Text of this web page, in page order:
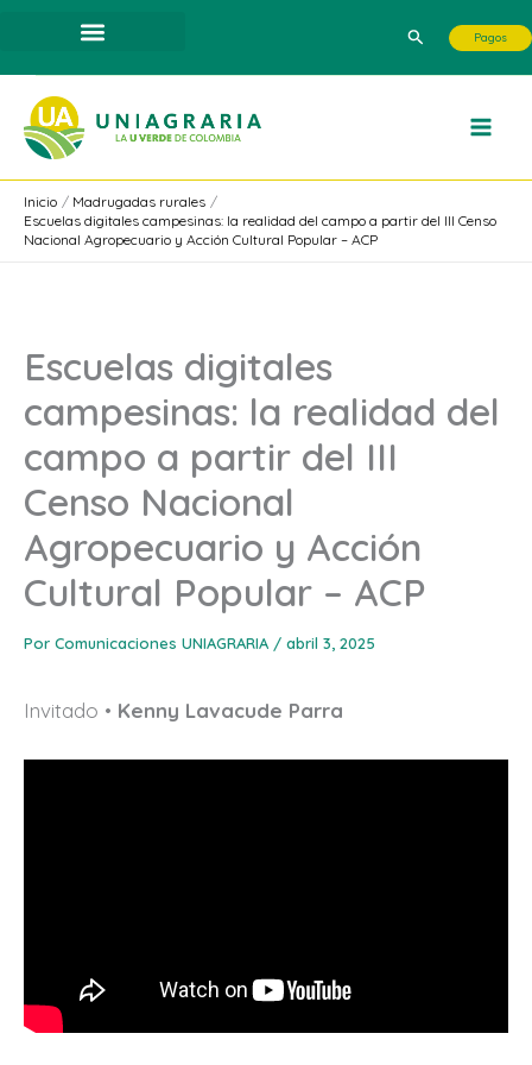
contenido
Buscar Pagos
Inicio
Madrugadas rurales
Escuelas digitales campesinas: la realidad del campo a partir del III Censo
Nacional Agropecuario y Acción Cultural Popular – ACP
Escuelas digitales
campesinas: la realidad del
campo a partir del III
Censo Nacional
Agropecuario y Acción
Cultural Popular – ACP
Por Comunicaciones UNIAGRARIA / abril 3, 2025
Invitado • Kenny Lavacude Parra